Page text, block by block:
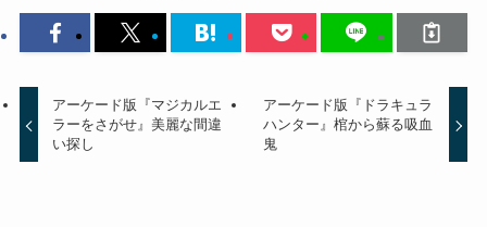
アーケード版『マジカルエ
ラーをさがせ』美麗な間違
い探し
アーケード版『ドラキュラ
ハンター』棺から蘇る吸血
鬼